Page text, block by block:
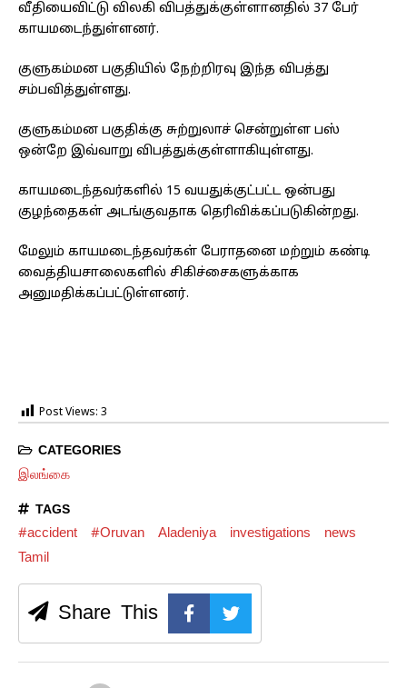
வீதியைவிட்டு விலகி விபத்துக்குள்ளானதில் 37 பேர்
காயமடைந்துள்ளனர்.
குளுகம்மன பகுதியில் நேற்றிரவு இந்த விபத்து
சம்பவித்துள்ளது.
குளுகம்மன பகுதிக்கு சுற்றுலாச் சென்றுள்ள பஸ்
ஒன்றே இவ்வாறு விபத்துக்குள்ளாகியுள்ளது.
காயமடைந்தவர்களில் 15 வயதுக்குட்பட்ட ஒன்பது
குழந்தைகள் அடங்குவதாக தெரிவிக்கப்படுகின்றது.
மேலும் காயமடைந்தவர்கள் பேராதனை மற்றும் கண்டி
வைத்தியசாலைகளில் சிகிச்சைகளுக்காக
அனுமதிக்கப்பட்டுள்ளனர்.
Post Views: 3
CATEGORIES
இலங்கை
TAGS
#accident #Oruvan Aladeniya investigations
news
Tamil
Share This